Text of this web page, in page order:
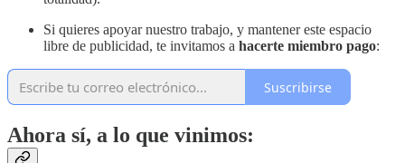
Si quieres apoyar nuestro trabajo, y mantener este espacio
libre de publicidad, te invitamos a hacerte miembro pago:
Suscribirse
Ahora sí, a lo que vinimos: